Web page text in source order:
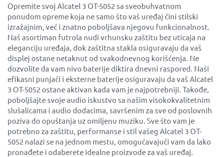
Opremite svoj Alcatel 3 OT-5052 sa sveobuhvatnom
ponudom opreme koja ne samo što vaš uređaj čini stilski
izražajnim, već i znatno poboljšava njegovu funkcionalnost.
Naš asortiman futrola nudi vrhunsku zaštitu bez uticaja na
eleganciju uređaja, dok zaštitna stakla osiguravaju da vaš
displej ostane netaknut od svakodnevnog korišćenja. Ne
dozvolite da vam nivo baterije diktira dnevni raspored. Naši
efikasni punjači i eksterne baterije osiguravaju da vaš Alcatel
3 OT-5052 ostane aktivan kada vam je najpotrebniji. Takođe,
poboljšajte svoje audio iskustvo sa našim visokokvalitetnim
slušalicama i audio dodacima, savršenim za sve od poslovnih
poziva do opuštanja uz omiljenu muziku. Sve što vam je
potrebno za zaštitu, performanse i stil vašeg Alcatel 3 OT-
5052 nalazi se na jednom mestu, omogućavajući vam da lako
pronađete i odaberete idealne proizvode za vaš uređaj.